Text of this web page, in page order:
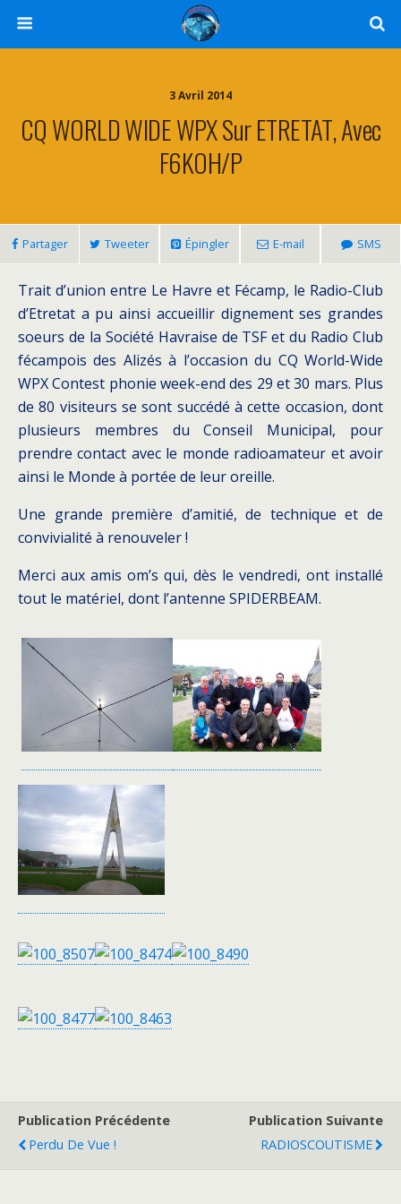
3 Avril 2014
CQ WORLD WIDE WPX Sur ETRETAT, Avec
F6KOH/p
Partager Tweeter Épingler E-mail SMS
Trait d’union entre Le Havre et Fécamp, le Radio-Club
d’Etretat a pu ainsi accueillir dignement ses grandes
soeurs de la Société Havraise de TSF et du Radio Club
fécampois des Alizés à l’occasion du CQ World-Wide
WPX Contest phonie week-end des 29 et 30 mars. Plus
de 80 visiteurs se sont succédé à cette occasion, dont
plusieurs membres du Conseil Municipal, pour
prendre contact avec le monde radioamateur et avoir
ainsi le Monde à portée de leur oreille.
Une grande première d’amitié, de technique et de
convivialité à renouveler !
Merci aux amis om’s qui, dès le vendredi, ont installé
tout le matériel, dont l’antenne SPIDERBEAM.
Publication Précédente
Perdu De Vue !
Publication Suivante
RADIOSCOUTISME